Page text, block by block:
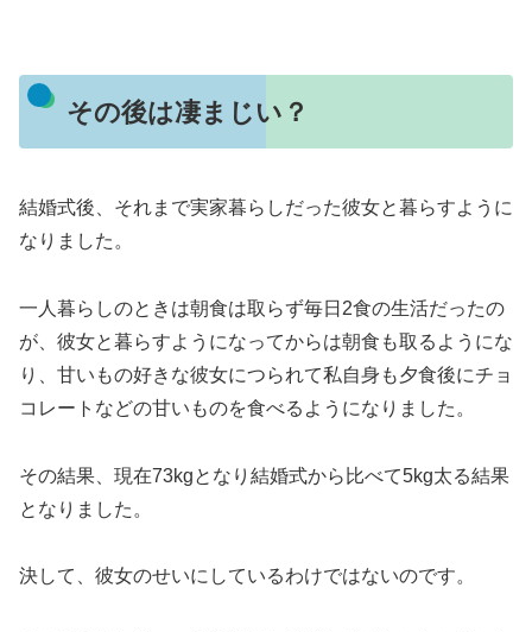
その後は凄まじい？
結婚式後、それまで実家暮らしだった彼女と暮らすように
なりました。
一人暮らしのときは朝食は取らず毎日2食の生活だったの
が、彼女と暮らすようになってからは朝食も取るようにな
り、甘いもの好きな彼女につられて私自身も夕食後にチョ
コレートなどの甘いものを食べるようになりました。
その結果、 現在73kgとなり結婚式から比べて5kg太る結果
となりました。
決して、彼女のせいにしているわけではないのです。